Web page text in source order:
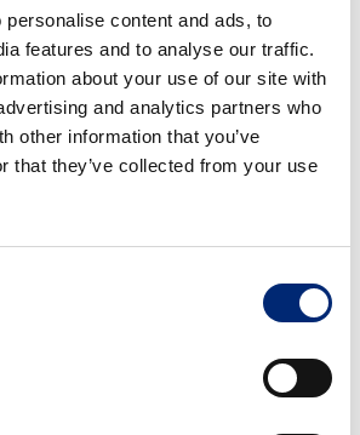
content and ads, to
features and to analyse our traffic.
about your use of our site with
and analytics partners who
other information that you’ve
that they’ve collected from your use
Copyright der FERDINAND
KG, Ennepetal. Jede
Speicherung, Übermittlung,
bzw. Weitergabe der Inhalte ist ohne
der FERDINAND BILSTEIN
untersagt.
GMBH + CO. KG stellt die
nur der unverbindlichen
und ersetzen nicht die eingehende